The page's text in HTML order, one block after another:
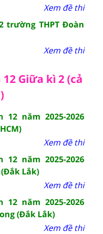
Xem đề thi
trường THPT Đoàn
Xem đề thi
Giữa kì 2 (cả
năm 2025-2026
Xem đề thi
năm 2025-2026
Lắk)
Xem đề thi
năm 2025-2026
(Đắk Lắk)
Xem đề thi